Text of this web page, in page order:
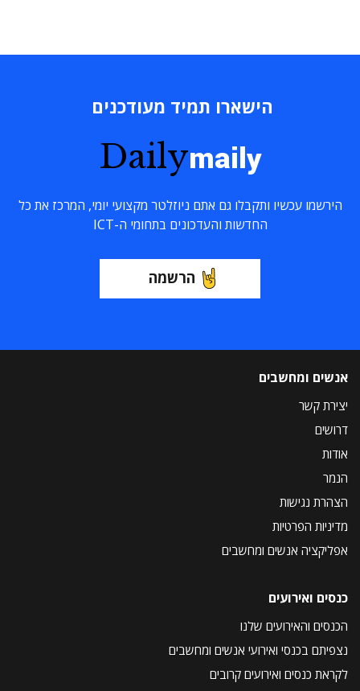
הישארו תמיד מעודכנים
Dailymaily
הירשמו עכשיו ותקבלו גם אתם ניוזלטר מקצועי יומי, המרכז את כל
החדשות והעדכונים בתחומי ה-ICT
הרשמה
אנשים ומחשבים
יצירת קשר
דרושים
אודות
הנמר
הצהרת נגישות
מדיניות הפרטיות
אפליקציה אנשים ומחשבים
כנסים ואירועים
הכנסים והאירועים שלנו
נצפיתם בכנסי ואירועי אנשים ומחשבים
לקראת כנסים ואירועים קרובים